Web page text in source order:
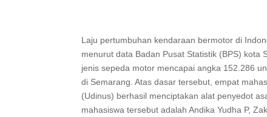
Laju pertumbuhan kendaraan bermotor di
menurut data Badan Pusat Statistik (BPS)
jenis sepeda motor mencapai angka 152.286
di Semarang. Atas dasar tersebut, empat
(Udinus) berhasil menciptakan alat penyedot
mahasiswa tersebut adalah Andika Yudha P,